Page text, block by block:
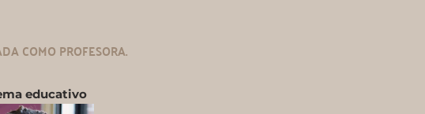
COMO PROFESORA.
educativo